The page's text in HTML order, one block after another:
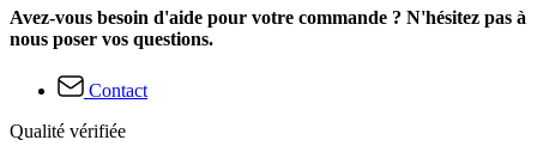
Avez-vous besoin d'aide pour votre commande ? N'hésitez pas à
nous poser vos questions.
Contact
Qualité vérifiée